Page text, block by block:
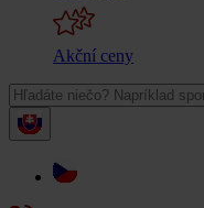
Akční ceny